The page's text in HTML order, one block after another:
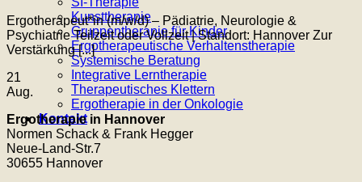
Kunsttherapie
Gruppentherapie für Kinder
Ergotherapeutische Verhaltenstherapie
Systemische Beratung
Integrative Lerntherapie
Therapeutisches Klettern
Ergotherapie in der Onkologie
Kontakt
Ergotherapeut*in (m/w/d) – Pädiatrie, Neurologie &
Psychiatrie Teilzeit oder Vollzeit | Standort: Hannover Zur
Verstärkung [...]
21
Aug.
Ergotherapie in Hannover
Normen Schack & Frank Hegger
Neue-Land-Str.7
30655 Hannover